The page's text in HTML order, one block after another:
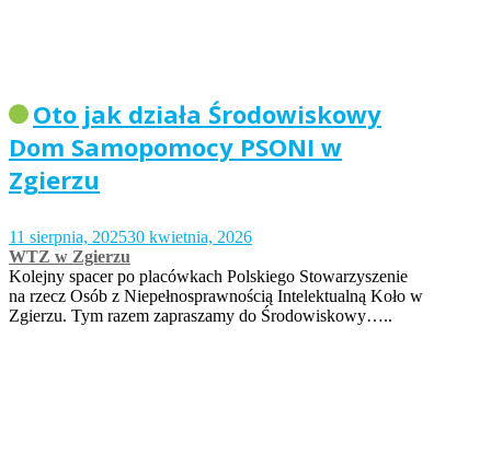
Oto jak działa Środowiskowy
Dom Samopomocy PSONI w
Zgierzu
11 sierpnia, 202530 kwietnia, 2026
WTZ w Zgierzu
Kolejny spacer po placówkach Polskiego Stowarzyszenie
na rzecz Osób z Niepełnosprawnością Intelektualną Koło w
Zgierzu. Tym razem zapraszamy do Środowiskowy…..